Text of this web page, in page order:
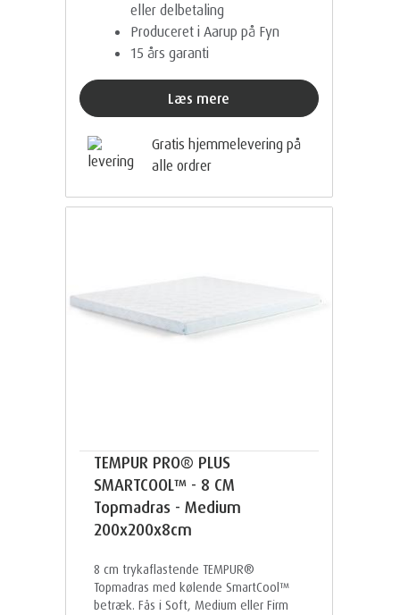
eller delbetaling
Produceret i Aarup på Fyn
15 års garanti
Læs mere
Gratis hjemmelevering på
alle ordrer
TEMPUR PRO® PLUS
SMARTCOOL™ - 8 CM
Topmadras - Medium
200x200x8cm
8 cm trykaflastende TEMPUR®
Topmadras med kølende SmartCool™
betræk. Fås i Soft, Medium eller Firm